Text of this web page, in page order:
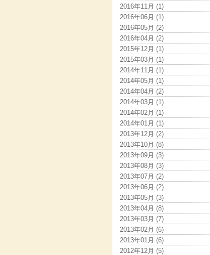
2016年11月 (1)
2016年06月 (1)
2016年05月 (2)
2016年04月 (2)
2015年12月 (1)
2015年03月 (1)
2014年11月 (1)
2014年05月 (1)
2014年04月 (2)
2014年03月 (1)
2014年02月 (1)
2014年01月 (1)
2013年12月 (2)
2013年10月 (8)
2013年09月 (3)
2013年08月 (3)
2013年07月 (2)
2013年06月 (2)
2013年05月 (3)
2013年04月 (8)
2013年03月 (7)
2013年02月 (6)
2013年01月 (6)
2012年12月 (5)